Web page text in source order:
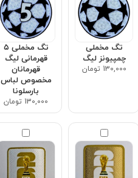
تگ مخملی
چمپیونز لیگ
130,000 تومان
تگ مخملی ۵
قهرمانی لیگ
قهرمانان
مخصوص لباس
بارسلونا
130,000 تومان